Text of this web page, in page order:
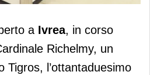
il primo punto
di Torino
a Ivrea, in corso
Richelmy, un
Tigros, l’ottantaduesimo